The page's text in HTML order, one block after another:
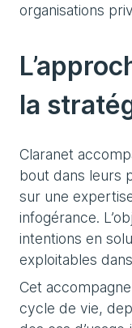
organisations
la
Claranet
bout dans leurs
sur une
infogérance.
intentions en
exploitables
Cet
cycle de vie,